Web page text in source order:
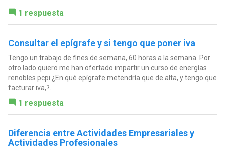
1 respuesta
Consultar el epígrafe y si tengo que poner iva
Tengo un trabajo de fines de semana, 60 horas a la semana. Por
otro lado quiero me han ofertado impartir un curso de energías
renobles pcpi ¿En qué epígrafe metendría que de alta, y tengo que
facturar iva,?.
1 respuesta
Diferencia entre Actividades Empresariales y
Actividades Profesionales